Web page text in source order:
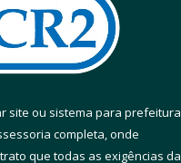
site ou sistema para
completa, onde
que todas as exigências